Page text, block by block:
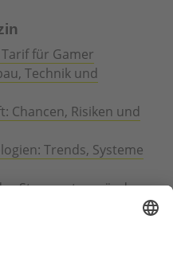
für Gamer
Technik und
Chancen, Risiken und
Trends, Systeme
Stromnetz verändern
Effizienz, Netze und